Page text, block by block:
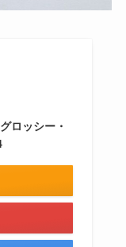
ロッシー・